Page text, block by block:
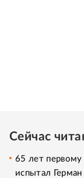
Сейчас
65 лет
испытал